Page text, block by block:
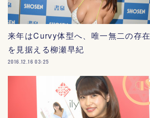
来年はCurvy体型へ、唯一無二の存在
を見据える柳瀬早紀
2016.12.16 03:25